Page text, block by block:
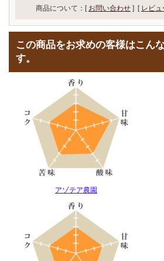
商品について：[ お問い合わせ ] [ レビュ
この商品をお求めの客様はこん
す。
アゾテア農園